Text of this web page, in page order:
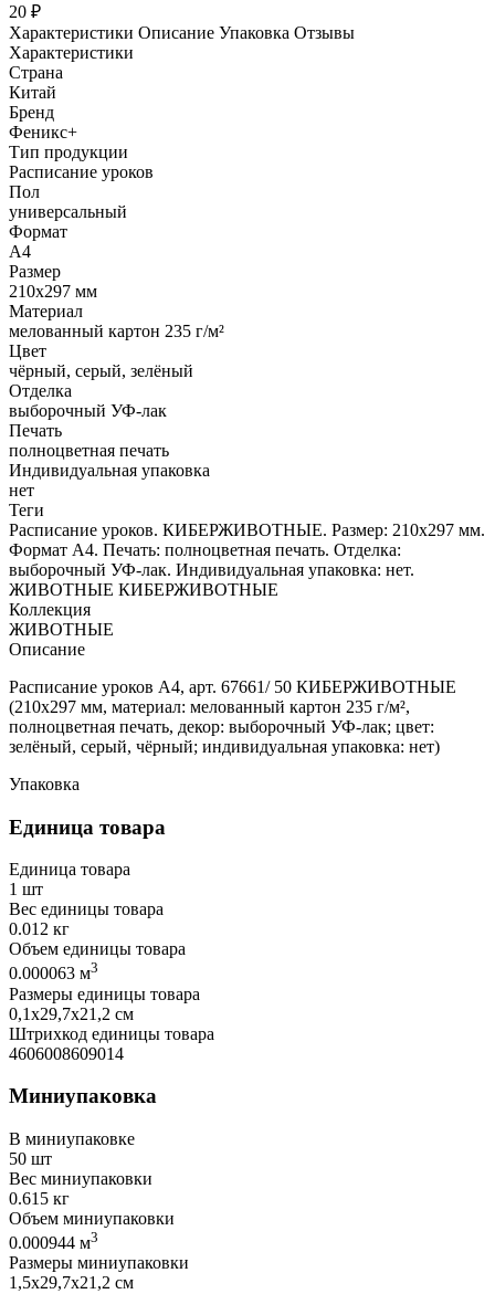
20 ₽
Характеристики Описание Упаковка Отзывы
Характеристики
Страна
Китай
Бренд
Феникс+
Тип продукции
Расписание уроков
Пол
универсальный
Формат
А4
Размер
210x297 мм
Материал
мелованный картон 235 г/м²
Цвет
чёрный, серый, зелёный
Отделка
выборочный УФ-лак
Печать
полноцветная печать
Индивидуальная упаковка
нет
Теги
Расписание уроков. КИБЕРЖИВОТНЫЕ. Размер: 210x297 мм.
Формат А4. Печать: полноцветная печать. Отделка:
выборочный УФ-лак. Индивидуальная упаковка: нет.
ЖИВОТНЫЕ КИБЕРЖИВОТНЫЕ
Коллекция
ЖИВОТНЫЕ
Описание
Расписание уроков А4, арт. 67661/ 50 КИБЕРЖИВОТНЫЕ
(210x297 мм, материал: мелованный картон 235 г/м²,
полноцветная печать, декор: выборочный УФ-лак; цвет:
зелёный, серый, чёрный; индивидуальная упаковка: нет)
Упаковка
Единица товара
Единица товара
1 шт
Вес единицы товара
0.012 кг
Объем единицы товара
0.000063 м3
Размеры единицы товара
0,1х29,7х21,2 см
Штрихкод единицы товара
4606008609014
Миниупаковка
В миниупаковке
50 шт
Вес миниупаковки
0.615 кг
Объем миниупаковки
0.000944 м3
Размеры миниупаковки
1,5х29,7х21,2 см